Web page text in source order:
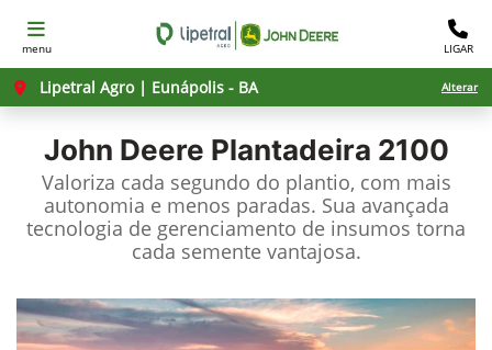
menu LIGAR
Lipetral Agro | Eunápolis - BA Alterar
John Deere Plantadeira 2100
Valoriza cada segundo do plantio, com mais
autonomia e menos paradas. Sua avançada
tecnologia de gerenciamento de insumos torna
cada semente vantajosa.